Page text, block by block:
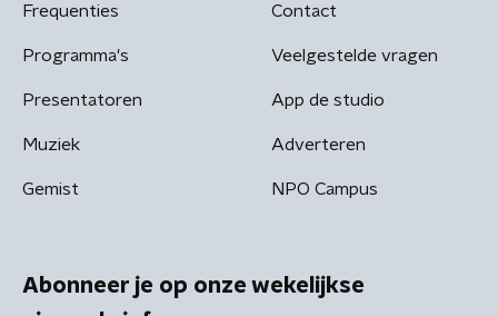
Frequenties
Programma's
Presentatoren
Muziek
Gemist
Contact
Veelgestelde vragen
App de studio
Adverteren
NPO Campus
Abonneer je op onze wekelijkse